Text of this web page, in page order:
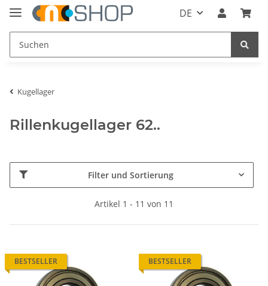
DE
Kugellager
Rillenkugellager 62..
Filter und Sortierung
Artikel 1 - 11 von 11
BESTSELLER BESTSELLER